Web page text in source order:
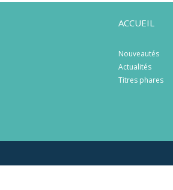
ACCUEIL
Nouveautés
Actualités
Titres phares